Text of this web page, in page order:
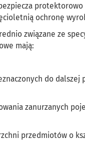
protektorowo
ochronę
związane ze
mają:
do dalszej
zanurzanych
przedmiotów o